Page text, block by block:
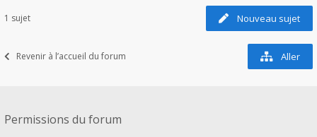
Nouveau sujet
1 sujet
Revenir à l’accueil du forum Aller
Permissions du forum